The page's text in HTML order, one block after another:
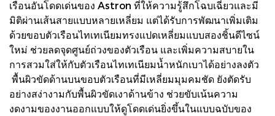
เรือนอันโดดเด่นของ Astron ที่ให้ความรู้สึกโฉบเฉี่ยวและมี
มิติผ่านเส้นสายแบบหลายเหลี่ยม แต่ได้รับการพัฒนาเพิ่มเติม
ด้วยขอบตัวเรือนไทเทเนียมทรงแปดเหลี่ยมแบบสองชิ้นดีไซน์
ใหม่ ช่วยลดจุดศูนย์ถ่วงของตัวเรือน และเพิ่มความสบายใน
การสวมใส่ให้กับตัวเรือนไทเทเนียมน้ำหนักเบาได้อย่างลงตัว
พื้นผิวขัดด้านบนขอบตัวเรือนที่มีเหลี่ยมมุมคมชัด ยังตัดรับ
อย่างสง่างามกับพื้นผิวขัดเงาด้านข้าง ช่วยขับเน้นความ
งดงามของงานออกแบบให้ดูโดดเด่นยิ่งขึ้นในแบบฉบับของ